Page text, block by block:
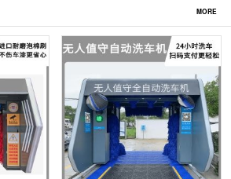
MORE